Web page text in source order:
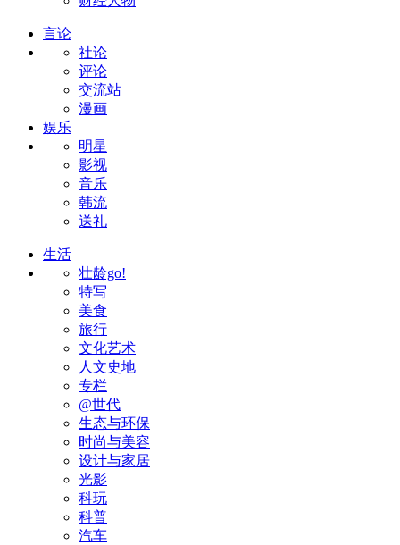
言论
社论
评论
交流站
漫画
娱乐
明星
影视
音乐
韩流
送礼
生活
壮龄go!
特写
美食
旅行
文化艺术
人文史地
专栏
@世代
生态与环保
时尚与美容
设计与家居
光影
科玩
科普
汽车